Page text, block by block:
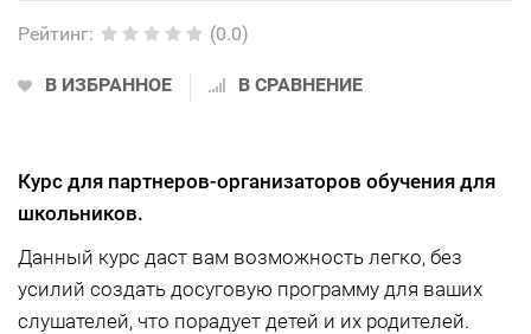
Рейтинг: (0.0)
В ИЗБРАННОЕ В СРАВНЕНИЕ
Курс для партнеров-организаторов обучения для
школьников.
Данный курс даст вам возможность легко, без
усилий создать досуговую программу для ваших
слушателей, что порадует детей и их родителей.